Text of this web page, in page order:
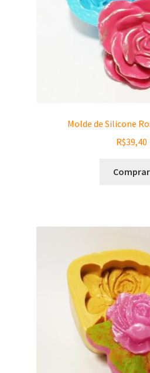
Molde de Silicone
R$39,40
Comprar